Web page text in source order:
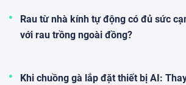
Rau từ nhà kính tự động có đủ sức
với rau trồng ngoài đồng?
Khi chuồng gà lắp đặt thiết bị AI: